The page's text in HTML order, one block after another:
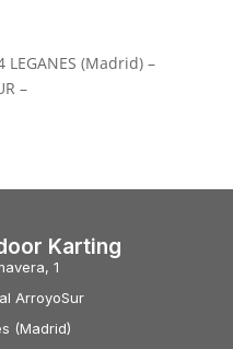
(Madrid) –
–
Karting
1
ArroyoSur
(Madrid)